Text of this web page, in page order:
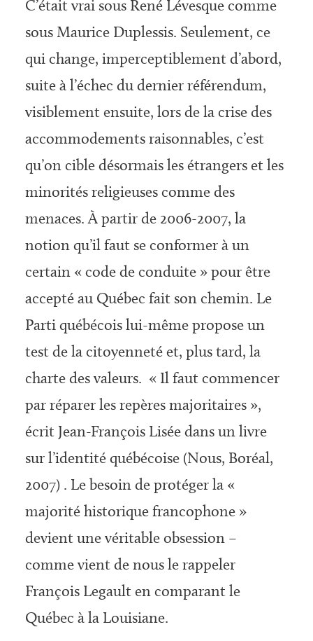
C’était vrai sous René Lévesque comme
sous Maurice Duplessis. Seulement, ce
qui change, imperceptiblement d’abord,
suite à l’échec du dernier référendum,
visiblement ensuite, lors de la crise des
accommodements raisonnables, c’est
qu’on cible désormais les étrangers et les
minorités religieuses comme des
menaces. À partir de 2006-2007, la
notion qu’il faut se conformer à un
certain « code de conduite » pour être
accepté au Québec fait son chemin. Le
Parti québécois lui-même propose un
test de la citoyenneté et, plus tard, la
charte des valeurs. « Il faut commencer
par réparer les repères majoritaires »,
écrit Jean-François Lisée dans un livre
sur l’identité québécoise (Nous, Boréal,
2007) . Le besoin de protéger la «
majorité historique francophone »
devient une véritable obsession –
comme vient de nous le rappeler
François Legault en comparant le
Québec à la Louisiane.